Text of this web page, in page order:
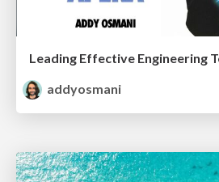
Leading Effective Engineering
addyosmani